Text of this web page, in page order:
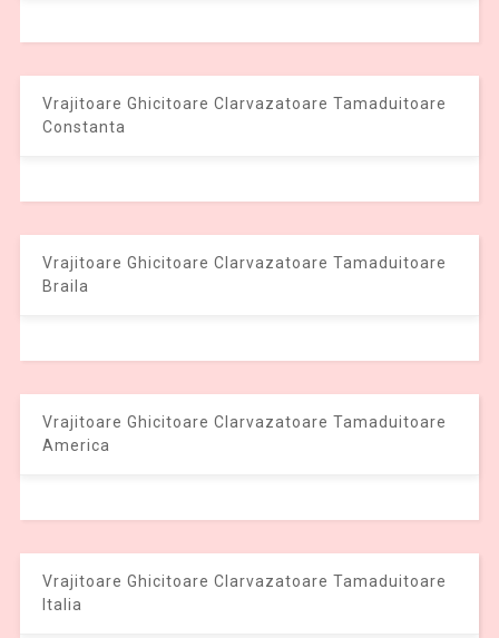
Vrajitoare Ghicitoare Clarvazatoare Tamaduitoare
Constanta
Vrajitoare Ghicitoare Clarvazatoare Tamaduitoare
Braila
Vrajitoare Ghicitoare Clarvazatoare Tamaduitoare
America
Vrajitoare Ghicitoare Clarvazatoare Tamaduitoare
Italia